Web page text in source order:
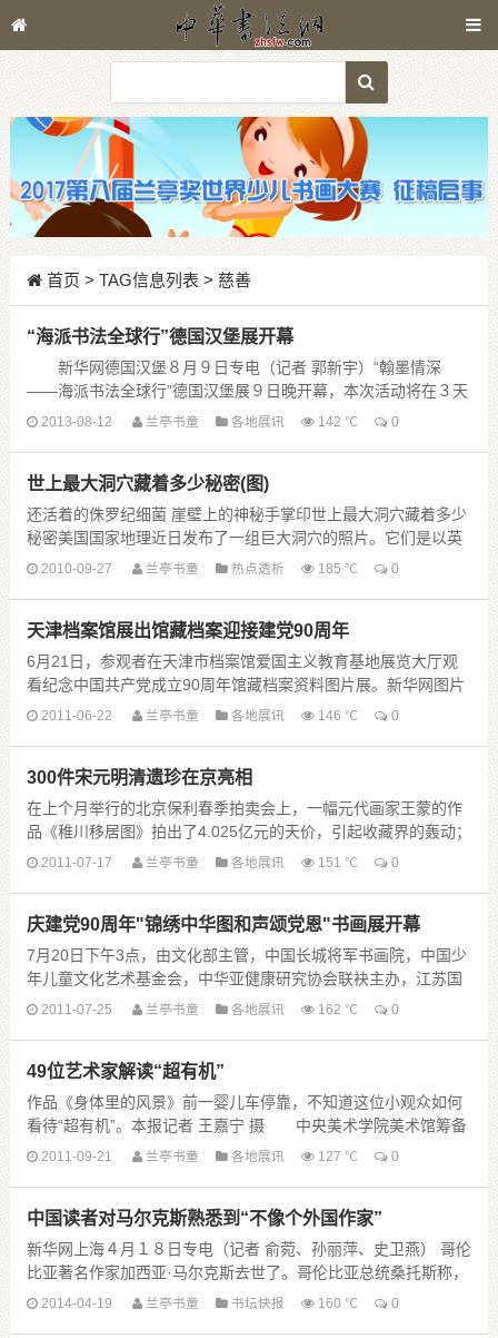
首页 > TAG信息列表 > 慈善
“海派书法全球行”德国汉堡展开幕
新华网德国汉堡８月９日专电（记者 郭新宇）“翰墨情深
——海派书法全球行”德国汉堡展９日晚开幕，本次活动将在３天
的时间里向当地观众展出５５幅名家作品。这是海派书法艺术首
2013-08-12 兰亭书童 各地展讯 142 ℃ 0
世上最大洞穴藏着多少秘密(图)
还活着的侏罗纪细菌 崖壁上的神秘手掌印世上最大洞穴藏着多少
秘密美国国家地理近日发布了一组巨大洞穴的照片。它们是以英
国为首的一支洞穴探险队在5月份的探险研究活动结......
2010-09-27 兰亭书童 热点透析 185 ℃ 0
天津档案馆展出馆藏档案迎接建党90周年
6月21日，参观者在天津市档案馆爱国主义教育基地展览大厅观
看纪念中国共产党成立90周年馆藏档案资料图片展。新华网图片
王晓明 摄 新华网天津6月21日电 当日，......
2011-06-22 兰亭书童 各地展讯 146 ℃ 0
300件宋元明清遗珍在京亮相
在上个月举行的北京保利春季拍卖会上，一幅元代画家王蒙的作
品《稚川移居图》拍出了4.025亿元的天价，引起收藏界的轰动；
从今天开始，王蒙的另一件晚年佳作《山岳神秀......
2011-07-17 兰亭书童 各地展讯 151 ℃ 0
庆建党90周年"锦绣中华图和声颂党恩"书画展开幕
7月20日下午3点，由文化部主管，中国长城将军书画院，中国少
年儿童文化艺术基金会，中华亚健康研究协会联袂主办，江苏国
际展览有限公司承办，庆祝中国共产党成立90周......
2011-07-25 兰亭书童 各地展讯 162 ℃ 0
49位艺术家解读“超有机”
作品《身体里的风景》前一婴儿车停靠，不知道这位小观众如何
看待“超有机”。本报记者 王嘉宁 摄 中央美术学院美术馆筹备
策划近一年的“首届CAFAM泛主题展——超......
2011-09-21 兰亭书童 各地展讯 127 ℃ 0
中国读者对马尔克斯熟悉到“不像个外国作家”
新华网上海４月１８日专电（记者 俞菀、孙丽萍、史卫燕） 哥伦
比亚著名作家加西亚·马尔克斯去世了。哥伦比亚总统桑托斯称，
马尔克斯去世给哥伦比亚留下了一千年的孤独和......
2014-04-19 兰亭书童 书坛快报 160 ℃ 0